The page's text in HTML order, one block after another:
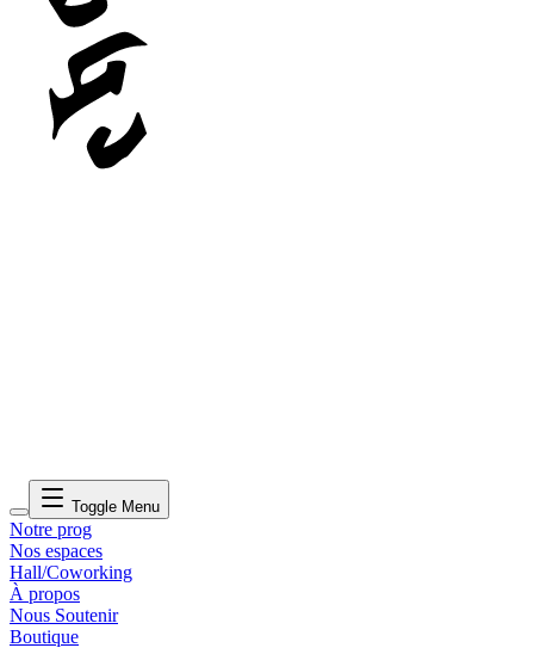
Toggle Menu
Notre prog
Nos espaces
Hall/Coworking
À propos
Nous Soutenir
Boutique